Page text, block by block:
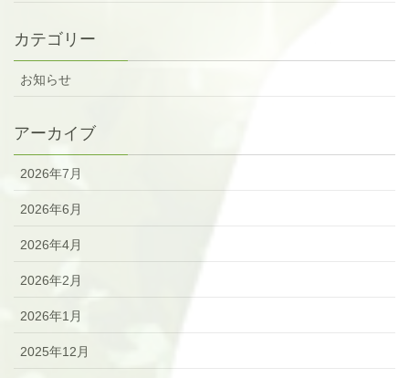
カテゴリー
お知らせ
アーカイブ
2026年7月
2026年6月
2026年4月
2026年2月
2026年1月
2025年12月